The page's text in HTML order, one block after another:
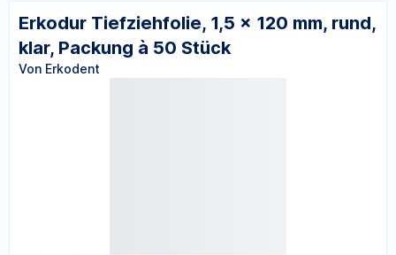
Erkodur Tiefziehfolie, 1,5 × 120 mm, rund,
klar, Packung à 50 Stück
Von Erkodent